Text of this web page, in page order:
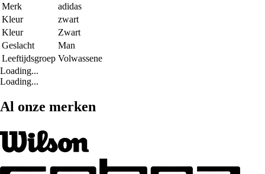
Merk
adidas
Kleur
zwart
Kleur
Zwart
Geslacht
Man
Leeftijdsgroep Volwassene
Loading...
Loading...
Al onze merken